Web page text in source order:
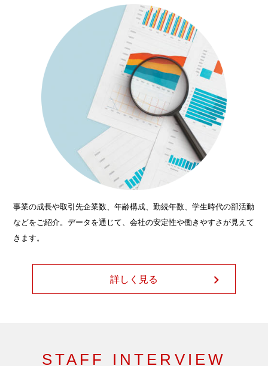
事業の成長や取引先企業数、年齢構成、勤続年数、学生時代の部活動
などをご紹介。データを通じて、会社の安定性や働きやすさが見えて
きます。
詳しく見る
STAFF INTERVIEW